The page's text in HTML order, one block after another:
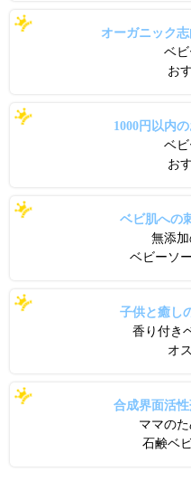
オーガニック
ベ
お
1000円以内
ベ
お
ベビ肌への
無添
ベビーソ
子供と癒し
香り付き
オ
合成界面活
ママの
石鹸ベ